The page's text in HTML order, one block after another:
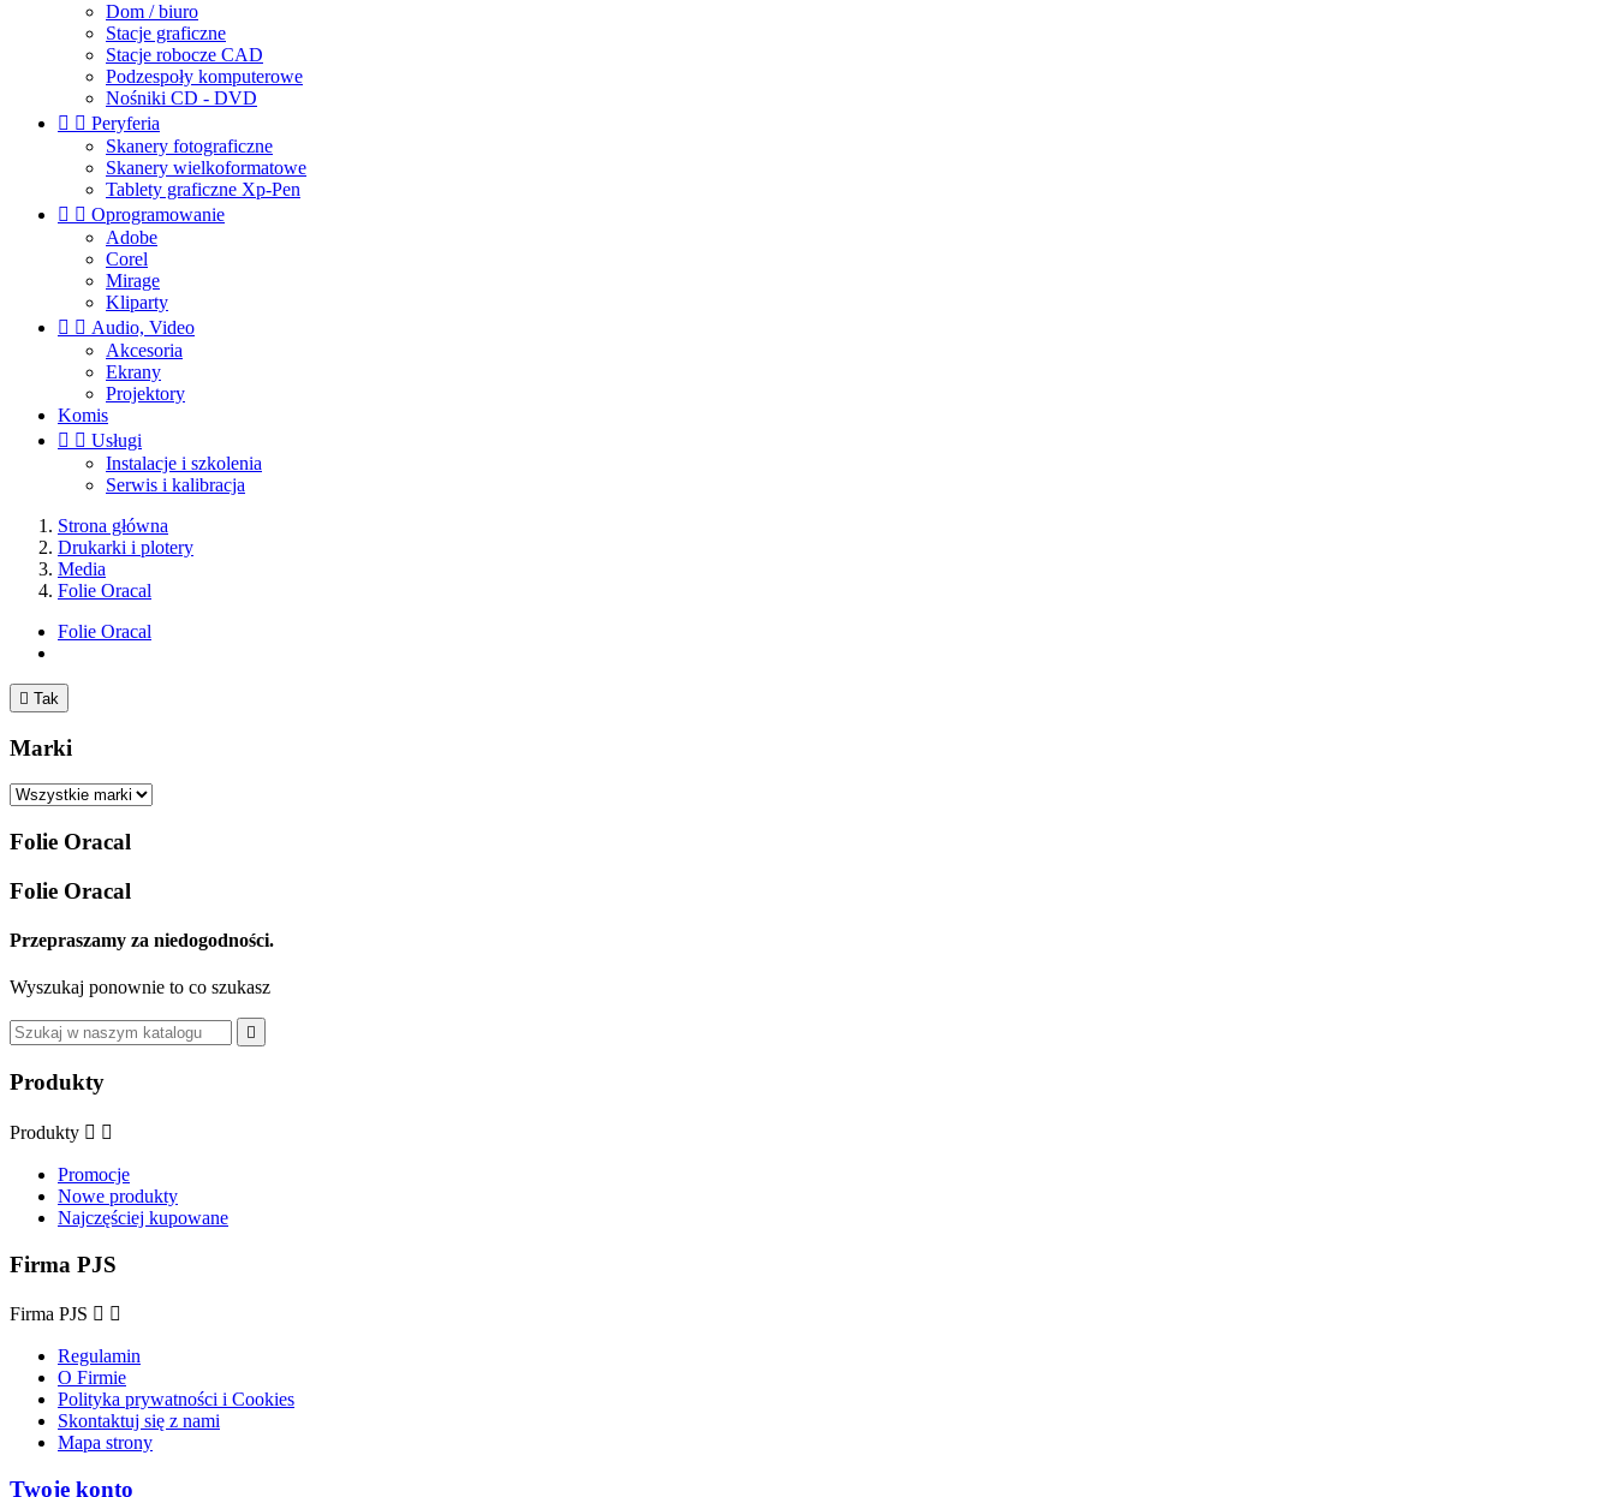
Dom / biuro
Stacje graficzne
Stacje robocze CAD
Podzespoły komputerowe
Nośniki CD - DVD
  Peryferia
Skanery fotograficzne
Skanery wielkoformatowe
Tablety graficzne Xp-Pen
  Oprogramowanie
Adobe
Corel
Mirage
Kliparty
  Audio, Video
Akcesoria
Ekrany
Projektory
Komis
  Usługi
Instalacje i szkolenia
Serwis i kalibracja
Strona główna
Drukarki i plotery
Media
Folie Oracal
Folie Oracal
 Tak
Marki
Folie Oracal
Folie Oracal
Przepraszamy za niedogodności.
Wyszukaj ponownie to co szukasz

Produkty
Produkty  
Promocje
Nowe produkty
Najczęściej kupowane
Firma PJS
Firma PJS  
Regulamin
O Firmie
Polityka prywatności i Cookies
Skontaktuj się z nami
Mapa strony
Twoje konto